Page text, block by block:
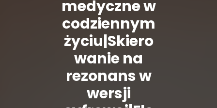
medyczne w
codziennym
życiu|Skiero
wanie na
rezonans w
wersji